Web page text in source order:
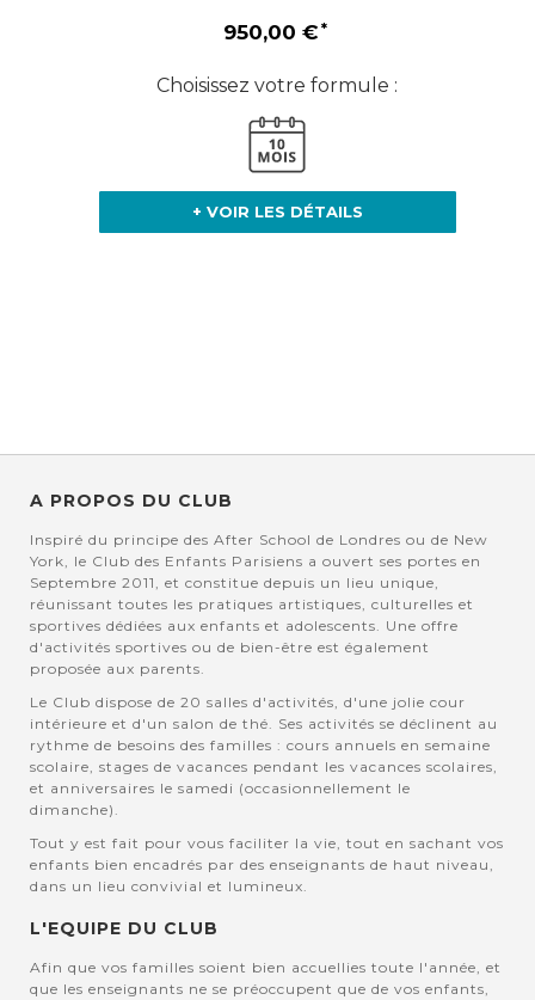
950,00 €
Choisissez votre formule :
+ VOIR LES DÉTAILS
A PROPOS DU CLUB
Inspiré du principe des After School de Londres ou de New
York, le Club des Enfants Parisiens a ouvert ses portes en
Septembre 2011, et constitue depuis un lieu unique,
réunissant toutes les pratiques artistiques, culturelles et
sportives dédiées aux enfants et adolescents. Une offre
d'activités sportives ou de bien-être est également
proposée aux parents.
Le Club dispose de 20 salles d'activités, d'une jolie cour
intérieure et d'un salon de thé. Ses activités se déclinent au
rythme de besoins des familles : cours annuels en semaine
scolaire, stages de vacances pendant les vacances scolaires,
et anniversaires le samedi (occasionnellement le
dimanche).
Tout y est fait pour vous faciliter la vie, tout en sachant vos
enfants bien encadrés par des enseignants de haut niveau,
dans un lieu convivial et lumineux.
L'EQUIPE DU CLUB
Afin que vos familles soient bien accuellies toute l'année, et
que les enseignants ne se préoccupent que de vos enfants,